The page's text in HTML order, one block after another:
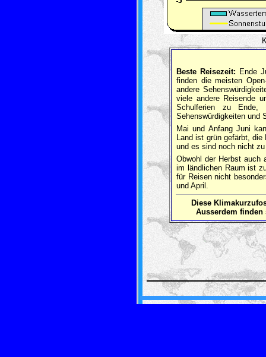
Beste Reisezeit: Ende
finden die meisten
andere
viele andere Reisende
Schulferien zu
Sehenswürdigkeiten und
Mai und Anfang Juni
Land ist grün gefärbt,
und es sind noch nicht
Obwohl der Herbst auch
im ländlichen Raum ist
für Reisen nicht
und April.
Diese
Ausserdem finden